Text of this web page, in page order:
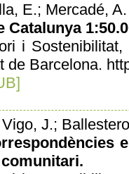
E.; Mercadé,
Catalunya
i
de Barcelona.
J.;